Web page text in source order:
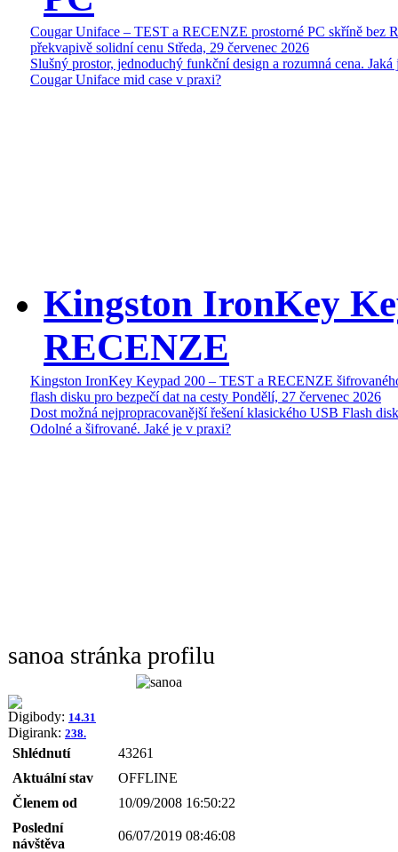
Cougar Uniface – TEST a RECENZE prostorné PC skříně bez
překvapivě solidní cenu Středa, 29 červenec 2026
Slušný prostor, jednoduchý funkční design a rozumná cena. Jaká
Cougar Uniface mid case v praxi?
Kingston IronKey
RECENZE
Kingston IronKey Keypad 200 – TEST a RECENZE
flash disku pro bezpečí dat na cesty Pondělí, 27 červenec 2026
Dost možná nejpropracovanější řešení klasického USB Flash
Odolné a šifrované. Jaké je v praxi?
sanoa stránka profilu
Digibody: 14.31
Digirank: 238.
Shlédnutí
43261
Aktuální stav
OFFLINE
Členem od
10/09/2008 16:50:22
Poslední
návštěva
06/07/2019 08:46:08